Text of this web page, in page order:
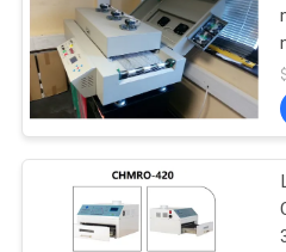
KIỂM
SOÁT
CHẤT
LƯỢNGLò nướng